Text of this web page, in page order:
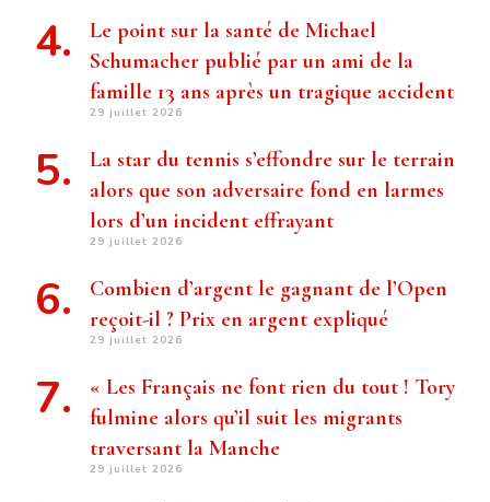
Le point sur la santé de Michael
Schumacher publié par un ami de la
famille 13 ans après un tragique accident
29 juillet 2026
La star du tennis s’effondre sur le terrain
alors que son adversaire fond en larmes
lors d’un incident effrayant
29 juillet 2026
Combien d’argent le gagnant de l’Open
reçoit-il ? Prix ​​en argent expliqué
29 juillet 2026
« Les Français ne font rien du tout ! Tory
fulmine alors qu’il suit les migrants
traversant la Manche
29 juillet 2026